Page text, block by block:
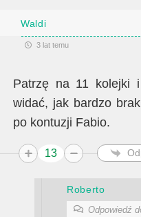
Waldi
3 lat temu
Patrzę na 11 kolejki
widać, jak bardzo
po kontuzji Fabio.
13
Roberto
Odpowiedź